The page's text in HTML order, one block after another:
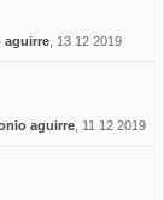
aguirre , 13 12 2019
aguirre , 11 12 2019